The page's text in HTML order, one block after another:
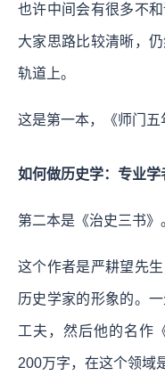
也许中间会有很多不
大家思路比较清晰，
轨道上。
这是第一本，《师门五
如何做历史学：专业
第二本是《治史三书》
这个作者是严耕望先
历史学家的形象的。
工夫，然后他的名作
200万字，在这个领域